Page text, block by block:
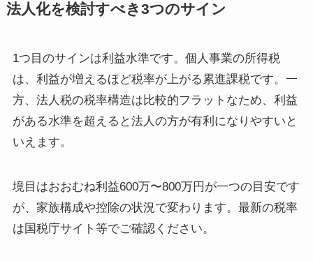
法人化を検討すべき3つのサイン
1つ目のサインは利益水準です。個人事業の所得税
は、利益が増えるほど税率が上がる累進課税です。一
方、法人税の税率構造は比較的フラットなため、利益
がある水準を超えると法人の方が有利になりやすいと
いえます。
境目はおおむね利益600万〜800万円が一つの目安です
が、家族構成や控除の状況で変わります。最新の税率
は国税庁サイト等でご確認ください。